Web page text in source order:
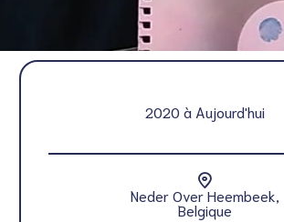
2020 à Aujourd'hui
Neder Over Heembeek,
Belgique